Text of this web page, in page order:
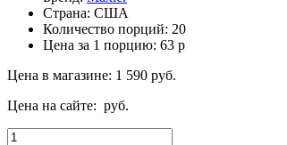
Страна: США
Количество порций: 20
Цена за 1 порцию: 63 р
Цена в магазине: 1 590 руб.
Цена на сайте: руб.